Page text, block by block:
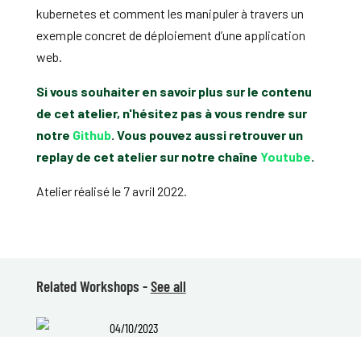
kubernetes et comment les manipuler à travers un
exemple concret de déploiement d’une application
web.
Si vous souhaiter en savoir plus sur le contenu
de cet atelier, n'hésitez pas à vous rendre sur
notre Github. Vous pouvez aussi retrouver un
replay de cet atelier sur notre chaîne Youtube.
Atelier réalisé le 7 avril 2022.
Related Workshops -See all
04/10/2023